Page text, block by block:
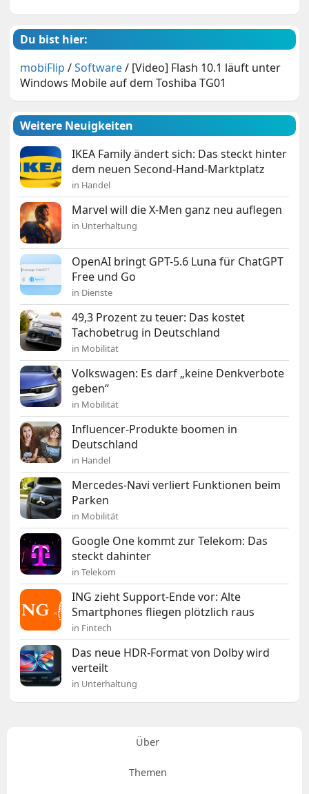
Du bist hier:
mobiFlip /Software/ [Video] Flash 10.1 läuft unter
Windows Mobile auf dem Toshiba TG01
Weitere Neuigkeiten
IKEA Family ändert sich: Das steckt hinter
dem neuen Second-Hand-Marktplatz
in Handel
Marvel will die X-Men ganz neu auflegen
in Unterhaltung
OpenAI bringt GPT-5.6 Luna für ChatGPT
Free und Go
in Dienste
49,3 Prozent zu teuer: Das kostet
Tachobetrug in Deutschland
in Mobilität
Volkswagen: Es darf „keine Denkverbote
geben“
in Mobilität
Influencer-Produkte boomen in
Deutschland
in Handel
Mercedes-Navi verliert Funktionen beim
Parken
in Mobilität
Google One kommt zur Telekom: Das
steckt dahinter
in Telekom
ING zieht Support-Ende vor: Alte
Smartphones fliegen plötzlich raus
in Fintech
Das neue HDR-Format von Dolby wird
verteilt
in Unterhaltung
Über
Themen